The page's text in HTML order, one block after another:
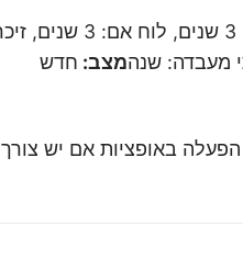
מעבדה: שנהמצב: חדש
באופציות אם יש צורך